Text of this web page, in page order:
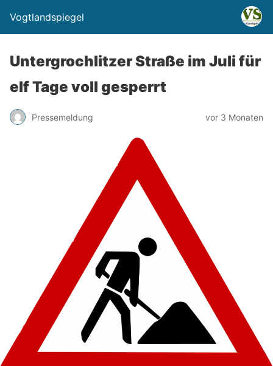
Vogtlandspiegel
Untergrochlitzer Straße im Juli für
elf Tage voll gesperrt
Pressemeldung vor 3 Monaten